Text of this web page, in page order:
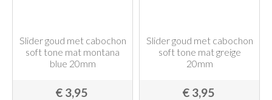
Slider goud met cabochon
soft tone mat montana
blue 20mm
€ 3,95
Slider goud met cabochon
soft tone mat greige
20mm
€ 3,95